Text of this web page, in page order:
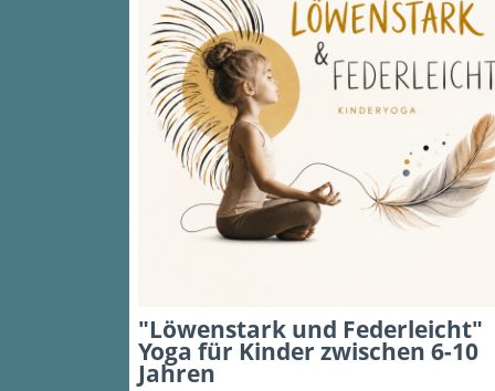
"Löwenstark und Federleicht"
Yoga für Kinder zwischen 6-10
Jahren